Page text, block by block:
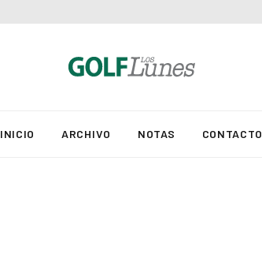
INICIO ARCHIVO NOTAS CONTACTO